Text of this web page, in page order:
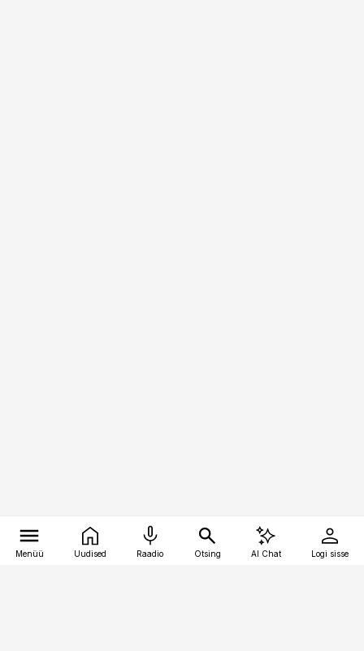
Menüü Uudised Raadio Otsing AI Chat Logi sisse